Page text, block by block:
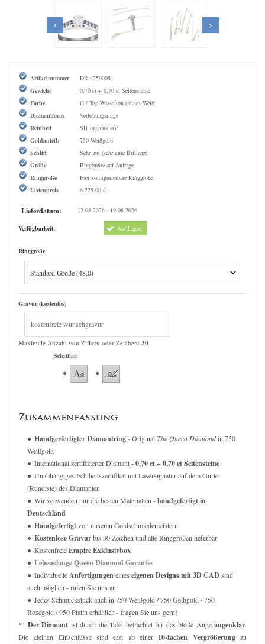
Artikelnummer
DR-4250005
Gewicht
0,70 ct + 0,70 ct Seitensteine
Farbe
G / Top Wesselton (feines Weiß)
Diamantform
Verlobungsringe
Reinheit
SI1 (augenklar)*
Goldanteil:
750 Weißgold
Schliff
Sehr gut (sehr gute Brillanz)
Größe
Ringbreite auf Anfrage
Ringgröße
Frei konfigurierbare Ringgröße
Listenpreis
6.275,00 €
Lieferdatum: 12.08.2026 - 19.08.2026
Verfügbarkeit: Auf Lager
Ringgröße
Gravur (kostenlos)
Maximale Anzahl von Ziffern oder Zeichen: 30
Schriftart
Zusammenfassung
Handgerfertigter Diamantring- OriginalThe Queen Diamondin 750
Weißgold
International zertifizierter Diamant- 0,70 ct + 0,70 ct Seitensteine
Unabhängiges Echtheitszertifikat mit Lasersignatur auf dem Gürtel
(Rundiste) des Diamanten
Wir verwenden nur die besten Materialien -handgefertigt in
Deutschland
Handgefertigtvon unseren Goldschmiedemeistern
Kostenlose Gravurbis 30 Zeichen und alle Ringgrößen lieferbar
KostenfreieEmpire Exklusivbox
Lebenslange Queen Diamond Garantie
IndividuelleAnfertigungeneines eigenen Designs mit 3D CADsind
auch möglich - rufen Sie uns an.
Jedes Schmuckstück auch in 750 Weißgold / 750 Gelbgold / 750
Roségold / 950 Platin erhältlich - fragen Sie uns gern!
* Der Diamant ist durch die Tafel betrachtet für das bloße Augeaugenklar.
Die kleinen Einschlüsse sind erst ab einer 10-fachen Vergrößerungzu